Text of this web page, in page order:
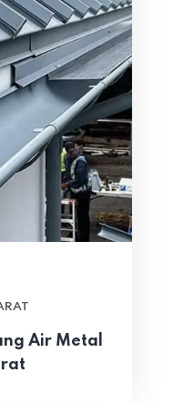
Air Metal